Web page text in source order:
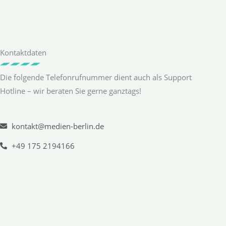
Kontaktdaten
Die folgende Telefonrufnummer dient auch als Support
Hotline – wir beraten Sie gerne ganztags!
kontakt@medien-berlin.de
+49 175 2194166